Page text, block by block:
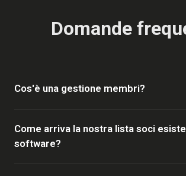
Domande
Cos'è una gestione membri?
Come arriva la nostra lista soci
software?